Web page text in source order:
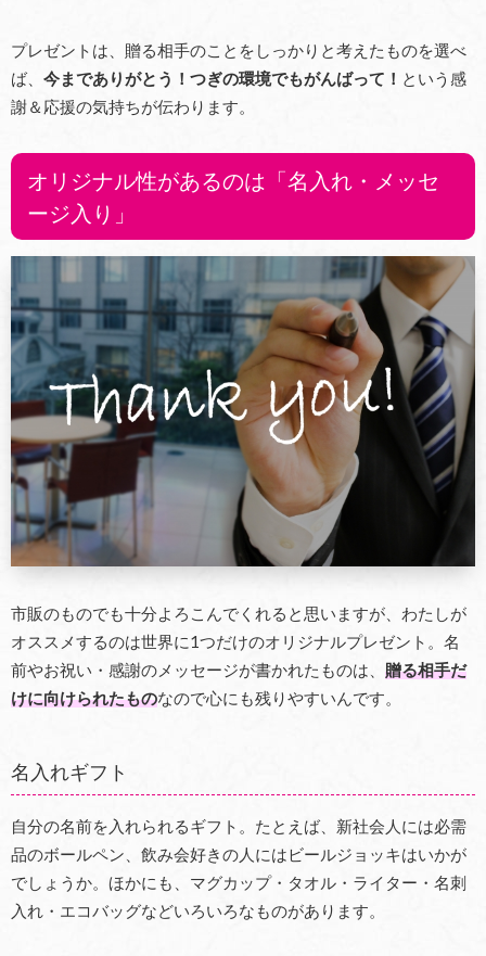
プレゼントは、贈る相手のことをしっかりと考えたものを選べ
ば、 今までありがとう！つぎの環境でもがんばって！ という感
謝＆応援の気持ちが伝わります。
オリジナル性があるのは「名入れ・メッセ
ージ入り」
市販のものでも十分よろこんでくれると思いますが、わたしが
オススメするのは世界に1つだけのオリジナルプレゼント。名
前やお祝い・感謝のメッセージが書かれたものは、 贈る相手だ
けに向けられたものなので心にも残りやすいんです。
名入れギフト
自分の名前を入れられるギフト。たとえば、新社会人には必需
品のボールペン、飲み会好きの人にはビールジョッキはいかが
でしょうか。ほかにも、マグカップ・タオル・ライター・名刺
入れ・エコバッグなどいろいろなものがあります。